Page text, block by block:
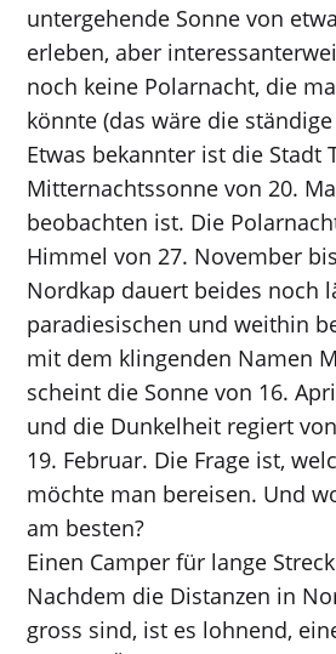
untergehende Sonne von
erleben, aber
noch keine Polarnacht, die
könnte (das wäre die
Etwas bekannter ist die Stadt
Mitternachtssonne von 20.
beobachten ist. Die
Himmel von 27. November
Nordkap dauert beides noch
paradiesischen und weithin
mit dem klingenden Namen
scheint die Sonne von 16.
und die Dunkelheit regiert
19. Februar. Die Frage ist,
möchte man bereisen. Und
am besten?
Einen Camper für lange
Nachdem die Distanzen in
gross sind, ist es lohnend,